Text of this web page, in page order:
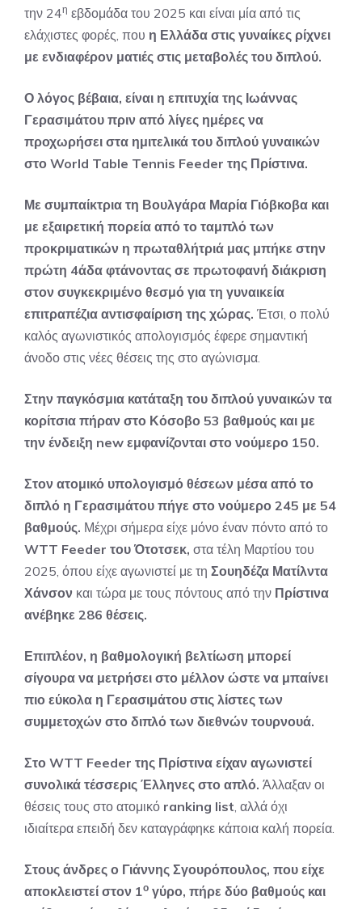
την 24η εβδομάδα του 2025 και είναι μία από τις
ελάχιστες φορές, που η Ελλάδα στις γυναίκες ρίχνει
με ενδιαφέρον ματιές στις μεταβολές του διπλού.
Ο λόγος βέβαια, είναι η επιτυχία της Ιωάννας
Γερασιμάτου πριν από λίγες ημέρες να
προχωρήσει στα ημιτελικά του διπλού γυναικών
στο World Table Tennis Feeder της Πρίστινα.
Με συμπαίκτρια τη Βουλγάρα Μαρία Γιόβκοβα και
με εξαιρετική πορεία από το ταμπλό των
προκριματικών η πρωταθλήτριά μας μπήκε στην
πρώτη 4άδα φτάνοντας σε πρωτοφανή διάκριση
στον συγκεκριμένο θεσμό για τη γυναικεία
επιτραπέζια αντισφαίριση της χώρας. Έτσι, ο πολύ
καλός αγωνιστικός απολογισμός έφερε σημαντική
άνοδο στις νέες θέσεις της στο αγώνισμα.
Στην παγκόσμια κατάταξη του διπλού γυναικών τα
κορίτσια πήραν στο Κόσοβο 53 βαθμούς και με
την ένδειξη new εμφανίζονται στο νούμερο 150.
Στον ατομικό υπολογισμό θέσεων μέσα από το
διπλό η Γερασιμάτου πήγε στο νούμερο 245 με 54
βαθμούς. Μέχρι σήμερα είχε μόνο έναν πόντο από το
WTT Feeder του Ότοτσεκ, στα τέλη Μαρτίου του
2025, όπου είχε αγωνιστεί με τη Σουηδέζα Ματίλντα
Χάνσον και τώρα με τους πόντους από την Πρίστινα
ανέβηκε 286 θέσεις.
Επιπλέον, η βαθμολογική βελτίωση μπορεί
σίγουρα να μετρήσει στο μέλλον ώστε να μπαίνει
πιο εύκολα η Γερασιμάτου στις λίστες των
συμμετοχών στο διπλό των διεθνών τουρνουά.
Στο WTT Feeder της Πρίστινα είχαν αγωνιστεί
συνολικά τέσσερις Έλληνες στο απλό. Άλλαξαν οι
θέσεις τους στο ατομικό ranking list, αλλά όχι
ιδιαίτερα επειδή δεν καταγράφηκε κάποια καλή πορεία.
Στους άνδρες ο Γιάννης Σγουρόπουλος, που είχε
αποκλειστεί στον 1ο γύρο, πήρε δύο βαθμούς και